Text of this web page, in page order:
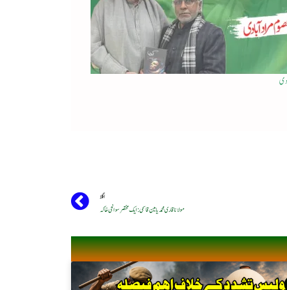
اگلا
مولانا قاری محمد یامین قاسمی : ایک مختصر سوانحی خاکہ